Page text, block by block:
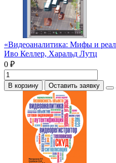
«Видеоаналитика: Мифы и
Иво Келлер, Харальд Лутц
0 ₽
В корзину Оставить заявку